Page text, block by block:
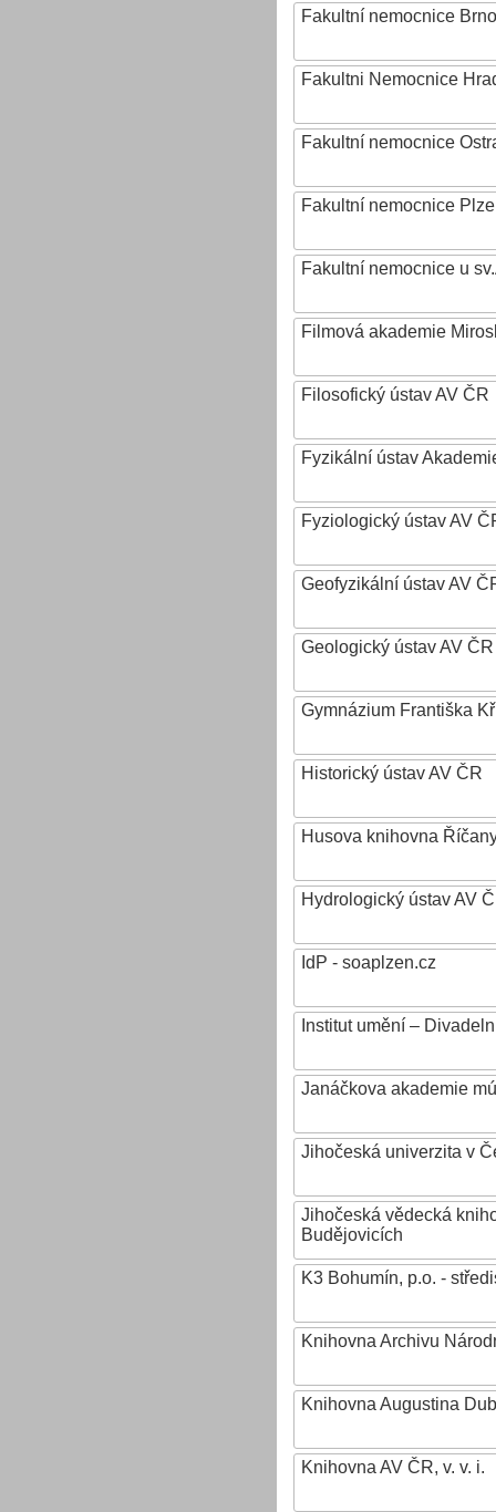
Fakultní nemocnice Brno
Fakultni Nemocnice
Fakultní nemocnice
Fakultní nemocnice
Fakultní nemocnice u
Filmová akademie
Filosofický ústav AV ČR
Fyzikální ústav
Fyziologický ústav AV
Geofyzikální ústav AV
Geologický ústav AV ČR
Gymnázium Františka
Historický ústav AV ČR
Husova knihovna
Hydrologický ústav AV
IdP - soaplzen.cz
Institut umění –
Janáčkova akademie
Jihočeská univerzita v
Jihočeská vědecká
Budějovicích
K3 Bohumín, p.o. -
Knihovna Archivu
Knihovna Augustina
Knihovna AV ČR, v. v. i.